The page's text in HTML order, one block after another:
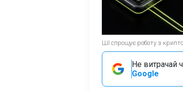
ШІ спрощує роботу з
Не витрачай
Google